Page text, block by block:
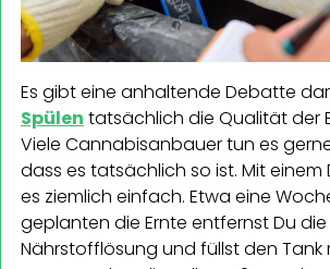
Es gibt eine anhaltende Debatte
Spülen tatsächlich die Qualität der
Viele Cannabisanbauer tun es
dass es tatsächlich so ist. Mit einem
es ziemlich einfach. Etwa eine
geplanten die Ernte entfernst Du
Nährstofflösung und füllst den Tank